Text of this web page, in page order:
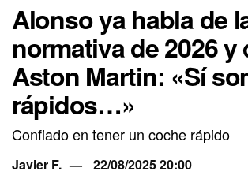
Alonso ya habla de
normativa de 2026 y
Aston Martin: «Sí
rápidos…»
Confiado en tener un coche rápido
Javier F. 22/08/2025 20:00